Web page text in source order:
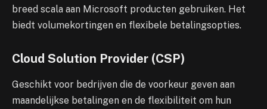
breed scala aan Microsoft producten gebruiken. Het
biedt volumekortingen en flexibele betalingsopties.
Cloud Solution Provider (CSP)
Geschikt voor bedrijven die de voorkeur geven aan
maandelijkse betalingen en de flexibiliteit om hun